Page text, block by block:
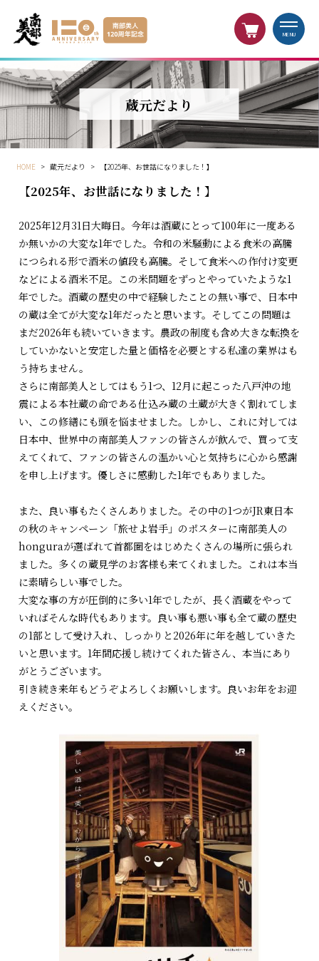
MENU
蔵元だより
HOME > 蔵元だより > 【2025年、お世話になりました！】
【2025年、お世話になりました！】
2025年12月31日大晦日。今年は酒蔵にとって100年に一度ある
か無いかの大変な1年でした。令和の米騒動による食米の高騰
につられる形で酒米の値段も高騰。そして食米への作付け変更
などによる酒米不足。この米問題をずっとやっていたような1
年でした。酒蔵の歴史の中で経験したことの無い事で、日本中
の蔵は全てが大変な1年だったと思います。そしてこの問題は
まだ2026年も続いていきます。農政の制度も含め大きな転換を
していかないと安定した量と価格を必要とする私達の業界はも
う持ちません。
さらに南部美人としてはもう1つ、12月に起こった八戸沖の地
震による本社蔵の命である仕込み蔵の土蔵が大きく割れてしま
い、この修繕にも頭を悩ませました。しかし、これに対しては
日本中、世界中の南部美人ファンの皆さんが飲んで、買って支
えてくれて、ファンの皆さんの温かい心と気持ちに心から感謝
を申し上げます。優しさに感動した1年でもありました。
また、良い事もたくさんありました。その中の1つがJR東日本
の秋のキャンペーン「旅せよ岩手」のポスターに南部美人の
honguraが選ばれて首都圏をはじめたくさんの場所に張られ
ました。多くの蔵見学のお客様も来てくれました。これは本当
に素晴らしい事でした。
大変な事の方が圧倒的に多い1年でしたが、長く酒蔵をやって
いればそんな時代もあります。良い事も悪い事も全て蔵の歴史
の1部として受け入れ、しっかりと2026年に年を越していきた
いと思います。1年間応援し続けてくれた皆さん、本当にあり
がとうございます。
引き続き来年もどうぞよろしくお願いします。良いお年をお迎
えください。